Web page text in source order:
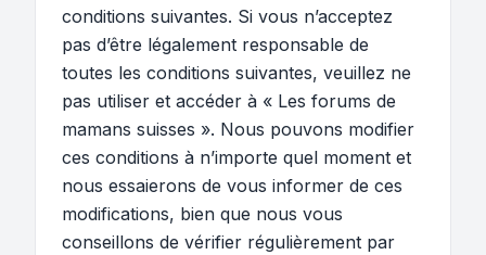
conditions suivantes. Si vous n’acceptez
pas d’être légalement responsable de
toutes les conditions suivantes, veuillez ne
pas utiliser et accéder à « Les forums de
mamans suisses ». Nous pouvons modifier
ces conditions à n’importe quel moment et
nous essaierons de vous informer de ces
modifications, bien que nous vous
conseillons de vérifier régulièrement par